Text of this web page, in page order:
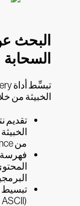
البحث
السحابة
الخبيثة من
تقديم
من CrowdStrike Intelligence
فهرسة
تبسيط